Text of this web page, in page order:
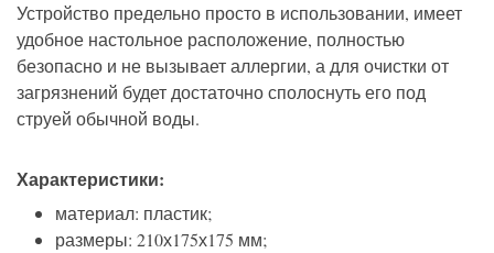
Устройство предельно просто в использовании, имеет
удобное настольное расположение, полностью
безопасно и не вызывает аллергии, а для очистки от
загрязнений будет достаточно сполоснуть его под
струей обычной воды.
Характеристики:
материал: пластик;
размеры: 210х175х175 мм;